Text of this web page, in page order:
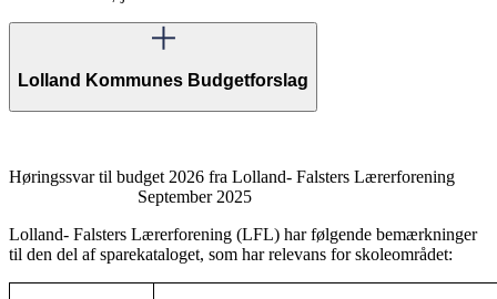
Lolland Kommunes Budgetforslag
Høringssvar til budget 2026 fra Lolland- Falsters Lærerforening
September 2025
Lolland- Falsters Lærerforening (LFL) har følgende bemærkninger
til den del af sparekataloget, som har relevans for skoleområdet: